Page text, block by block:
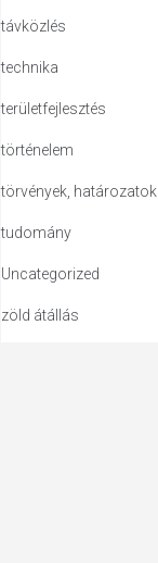
távközlés
technika
területfejlesztés
történelem
törvények, határozatok
tudomány
Uncategorized
zöld átállás